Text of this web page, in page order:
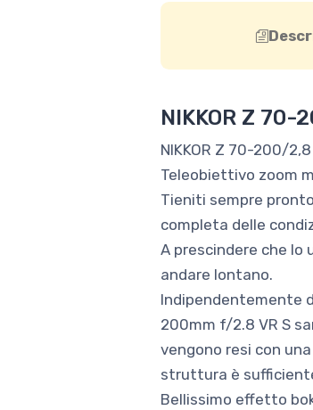
NIKKOR Z 70-
NIKKOR Z 70-200/2,8
Teleobiettivo zoom
Tieniti sempre
completa delle
A prescindere che
andare lontano.
Indipendentemente
200mm f/2.8 VR S
vengono resi con
struttura è
Bellissimo effetto